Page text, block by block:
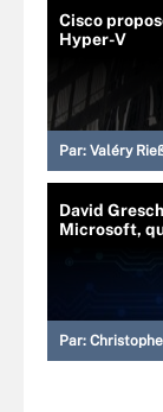
Cisco
Hyper-V
Par: Valéry
David
Microsoft,
Par: